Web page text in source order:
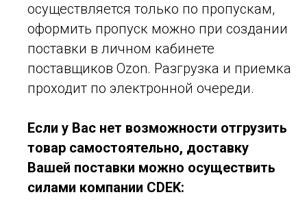
осуществляется только по пропускам,
оформить пропуск можно при создании
поставки в личном кабинете
поставщиков Ozon. Разгрузка и приемка
проходит по электронной очереди.
Если у Вас нет возможности отгрузить
товар самостоятельно, доставку
Вашей поставки можно осуществить
силами компании CDEK: